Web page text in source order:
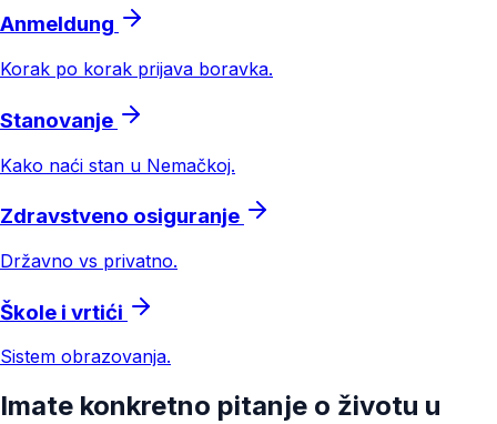
Anmeldung
Korak po korak prijava boravka.
Stanovanje
Kako naći stan u Nemačkoj.
Zdravstveno osiguranje
Državno vs privatno.
Škole i vrtići
Sistem obrazovanja.
Imate konkretno pitanje o životu u